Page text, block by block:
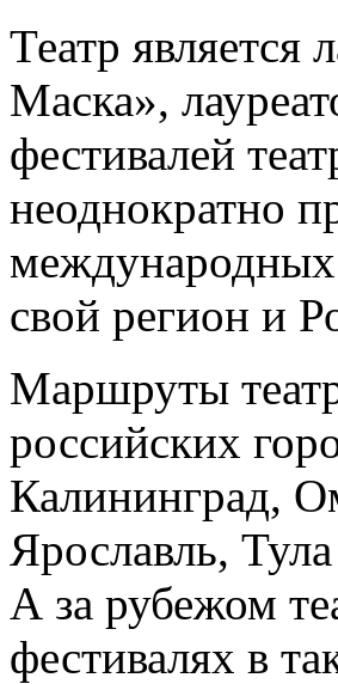
Театр является
Маска»,
фестивалей
неоднократно
международных
свой регион и
Маршруты
российских
Калининград,
Ярославль,
А за рубежом
фестивалях в